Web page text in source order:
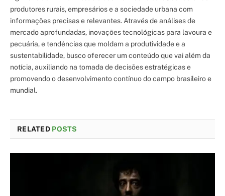
produtores rurais, empresários e a sociedade urbana com
informações precisas e relevantes. Através de análises de
mercado aprofundadas, inovações tecnológicas para lavoura e
pecuária, e tendências que moldam a produtividade e a
sustentabilidade, busco oferecer um conteúdo que vai além da
notícia, auxiliando na tomada de decisões estratégicas e
promovendo o desenvolvimento contínuo do campo brasileiro e
mundial.
RELATED POSTS